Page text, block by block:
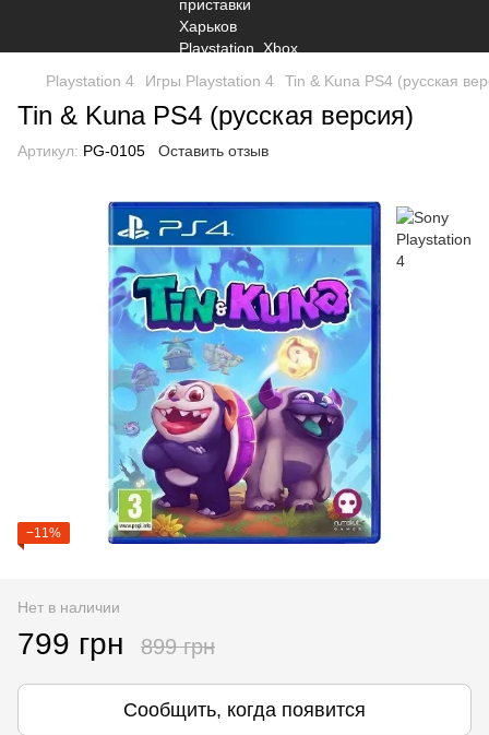
Playstation 4 Игры Playstation 4 Tin & Kuna PS4 (русская
Tin & Kuna PS4 (русская версия)
Артикул: PG-0105 Оставить отзыв
−11%
Нет в наличии
799 грн 899 грн
Сообщить, когда появится